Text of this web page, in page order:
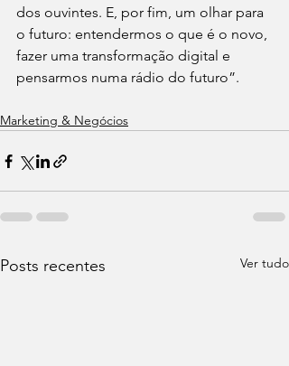
dos ouvintes. E, por fim, um olhar para
o futuro: entendermos o que é o novo,
fazer uma transformação digital e
pensarmos numa rádio do futuro”.
Marketing & Negócios
Posts recentes Ver tudo